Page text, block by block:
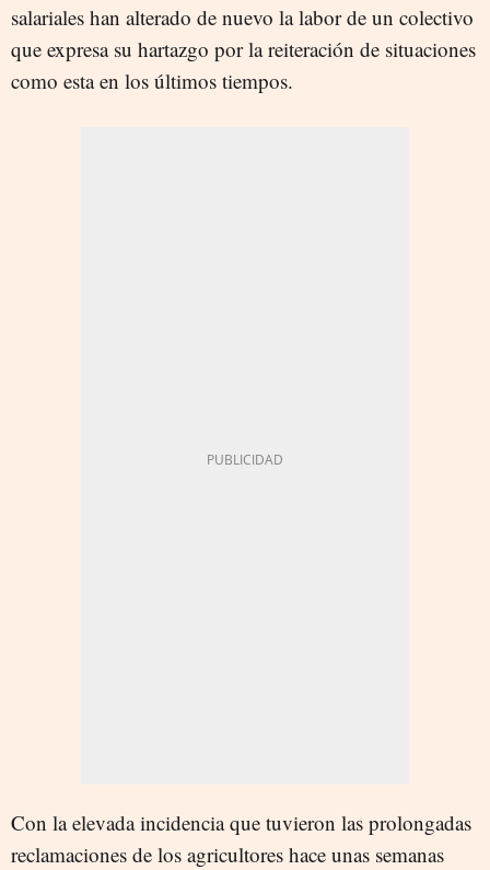
salariales han alterado de nuevo la labor de un colectivo
que expresa su hartazgo por la reiteración de situaciones
como esta en los últimos tiempos.
Con la elevada incidencia que tuvieron las prolongadas
reclamaciones de los agricultores hace unas semanas